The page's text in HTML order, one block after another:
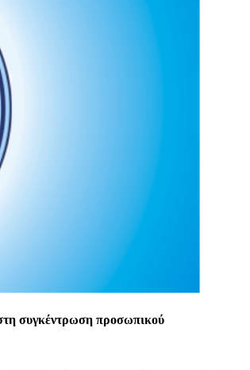
συγκέντρωση προσωπικού